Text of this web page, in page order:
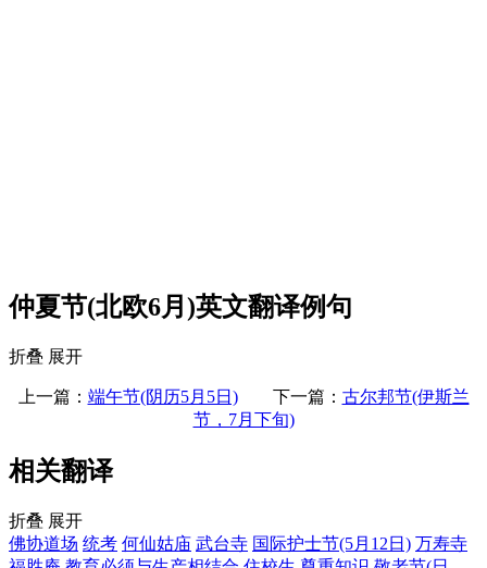
仲夏节(北欧6月)英文翻译例句
折叠 展开
上一篇： 端午节(阴历5月5日)下一篇： 古尔邦节(伊斯兰
节，7月下旬)
相关翻译
折叠 展开
佛协道场 统考 何仙姑庙 武台寺 国际护士节(5月12日) 万寿寺